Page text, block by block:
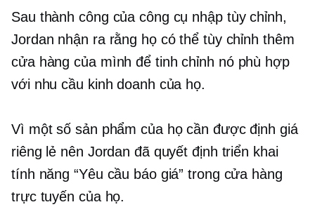
Sau thành công của công cụ nhập tùy chỉnh,
Jordan nhận ra rằng họ có thể tùy chỉnh thêm
cửa hàng của mình để tinh chỉnh nó phù hợp
với nhu cầu kinh doanh của họ.
Vì một số sản phẩm của họ cần được định giá
riêng lẻ nên Jordan đã quyết định triển khai
tính năng “Yêu cầu báo giá” trong cửa hàng
trực tuyến của họ.